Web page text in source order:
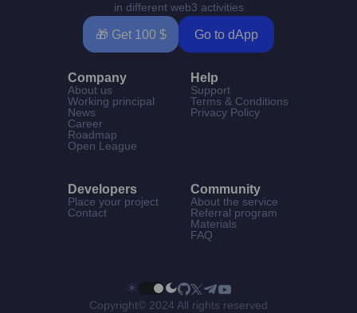
in different web3 activities
🎁 Get 100 $ Go to dApp
Company
About us
Working principal
News
Career
Roadmap
Open League
Help
Support
Terms & Conditions
Privacy Policy
Developers
Place your project
Contact
Community
About the service
Referral program
Materials
FAQ
Copyright© 2024 All rights reserved